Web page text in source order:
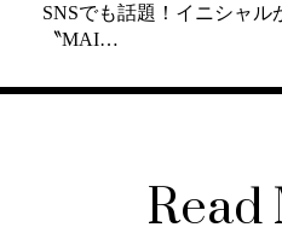
SNSでも話題！イニシャル
〝MAI…
Read